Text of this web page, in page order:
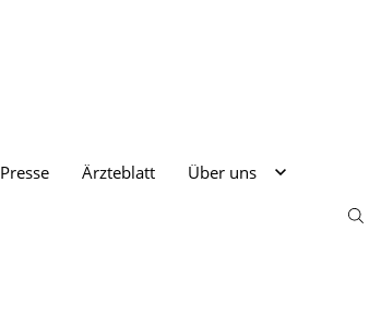
Presse Ärzteblatt
Über uns